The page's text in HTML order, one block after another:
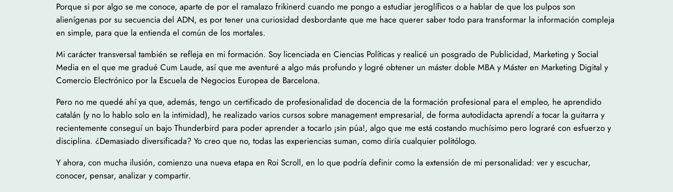
Porque si por algo se me conoce, aparte de por el ramalazo frikinerd cuando me pongo a estudiar jeroglíficos o a hablar de que los pulpos son
alienígenas por su secuencia del ADN, es por tener una curiosidad desbordante que me hace querer saber todo para transformar la información compleja
en simple, para que la entienda el común de los mortales.
Mi carácter transversal también se refleja en mi formación. Soy licenciada en Ciencias Políticas y realicé un posgrado de Publicidad, Marketing y Social
Media en el que me gradué Cum Laude, así que me aventuré a algo más profundo y logré obtener un máster doble MBA y Máster en Marketing Digital y
Comercio Electrónico por la Escuela de Negocios Europea de Barcelona.
Pero no me quedé ahí ya que, además, tengo un certificado de profesionalidad de docencia de la formación profesional para el empleo, he aprendido
catalán (y no lo hablo solo en la intimidad), he realizado varios cursos sobre management empresarial, de forma autodidacta aprendí a tocar la guitarra y
recientemente conseguí un bajo Thunderbird para poder aprender a tocarlo ¡sin púa!, algo que me está costando muchísimo pero lograré con esfuerzo y
disciplina. ¿Demasiado diversificada? Yo creo que no, todas las experiencias suman, como diría cualquier politólogo.
Y ahora, con mucha ilusión, comienzo una nueva etapa en Roi Scroll, en lo que podría definir como la extensión de mi personalidad: ver y escuchar,
conocer, pensar, analizar y compartir.